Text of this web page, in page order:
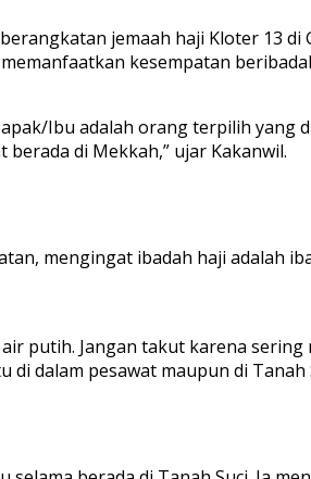
jemaah haji Kloter 13
kesempatan
Ibu adalah orang terpilih yang
di Mekkah,” ujar Kakanwil.
mengingat ibadah haji adalah
putih. Jangan takut karena
dalam pesawat maupun di Tanah